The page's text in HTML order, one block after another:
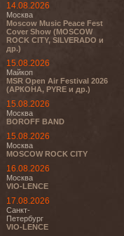
14.08.2026
Москва
Moscow Music Peace Fest
Cover Show (MOSCOW
ROCK CITY, SILVERADO и
др.)
15.08.2026
Майкоп
MSR Open Air Festival 2026
(АРКОНА, PYRE и др.)
15.08.2026
Москва
BOROFF BAND
15.08.2026
Москва
MOSCOW ROCK CITY
16.08.2026
Москва
VIO-LENCE
17.08.2026
Санкт-
Петербург
VIO-LENCE